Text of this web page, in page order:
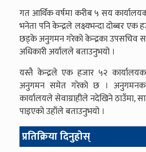
गत आर्थिक वर्षमा करीब ५ सय
भनेता पनि केन्द्रले लक्ष्यभन्दा दोब्बर एक
छड्के अनुगमन गरेको केन्द्रका उपसचिव
अधिकारी अर्यालले बताउनुभयो ।
यस्तै केन्द्रले एक हजार ५२
अनुगमन समेत गरेको छ । अनुगमनका
कार्यालयले सेवाग्राहीले नदेखिने ठाउँमा,
पाइएको उहाँले बताउनुभयो ।
प्रतिक्रिया दिनुहोस्